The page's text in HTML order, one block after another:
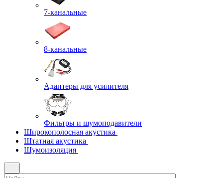
7-канальные
8-канальные
Адаптеры для усилителя
Фильтры и шумоподавители
Широкополосная акустика
Штатная акустика
Шумоизоляция